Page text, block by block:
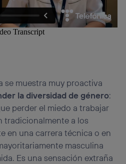
se muestra muy proactiva
la diversidad de género:
perder el miedo a trabajar
tradicionalmente a los
en una carrera técnica o en
masculina
Es una sensación extraña